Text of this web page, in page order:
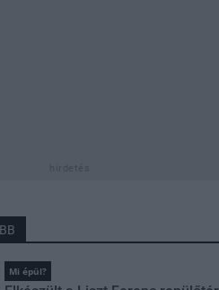
Mi épül?